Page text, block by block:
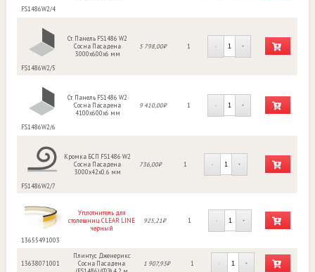
FS1486W2/4
FS1486W2/5
Ст. Панель FS1486 W2
Сосна Пасадена
3000х600х6 мм
5 798,00₽ 1 - +
FS1486W2/6
Ст. Панель FS1486 W2
Сосна Пасадена
4100х600х6 мм
9 410,00₽ 1 - +
FS1486W2/7
Кромка БСП FS1486 W2
Сосна Пасадена
3000х42х0.6 мм
736,00₽ 1 - +
13655491003
Уплотнитель для
столешниц CLEAR LINE
черный
925,21₽ 1 - +
13638071001
Плинтус Дженерикс
Сосна Пасадена
1 907,93₽ 1 - +